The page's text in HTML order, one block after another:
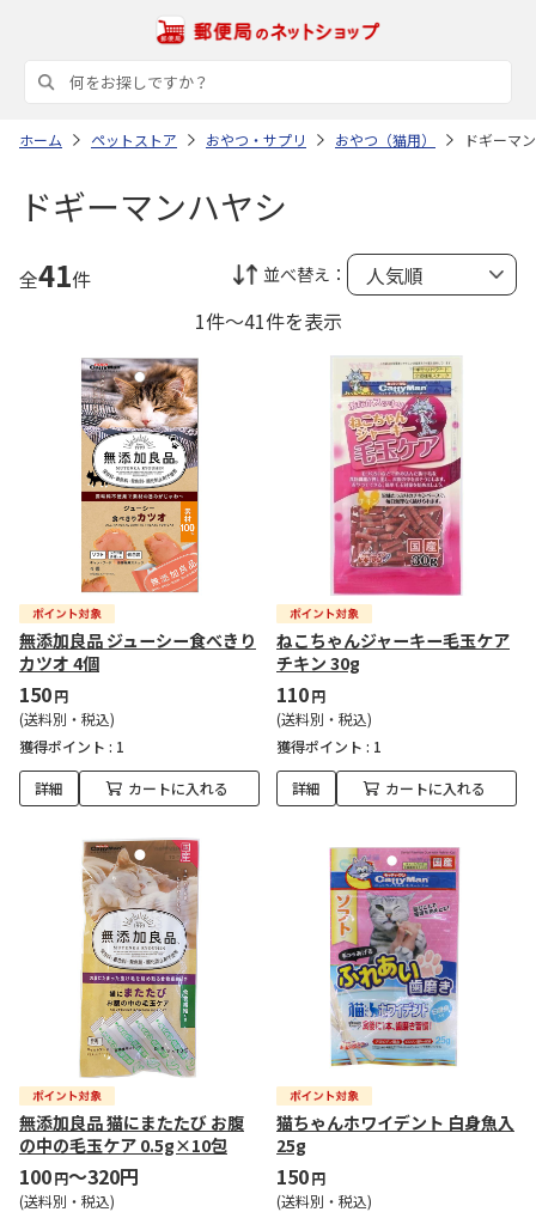
ホーム ペットストア おやつ・サプリ おやつ（猫用） ドギーマ
ドギーマンハヤシ
全41件 並べ替え：
1件～41件を表示
無添加良品 ジューシー食べきり
カツオ 4個
150円
(送料別・税込)
獲得ポイント : 1
詳細 カートに入れる
ねこちゃんジャーキー毛玉ケア
チキン 30g
110円
(送料別・税込)
獲得ポイント : 1
詳細 カートに入れる
無添加良品 猫にまたたび お腹
の中の毛玉ケア 0.5g×10包
100円～320円
(送料別・税込)
猫ちゃんホワイデント 白身魚入
25g
150円
(送料別・税込)